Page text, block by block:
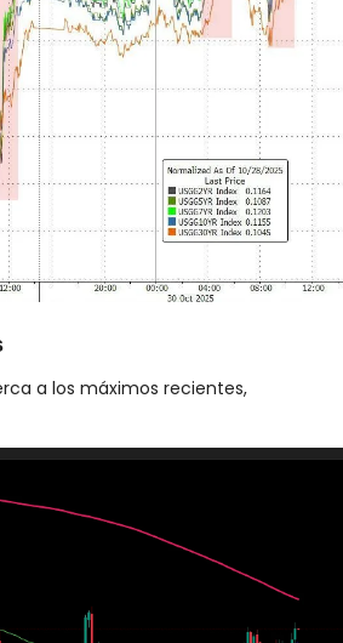
a los máximos recientes,